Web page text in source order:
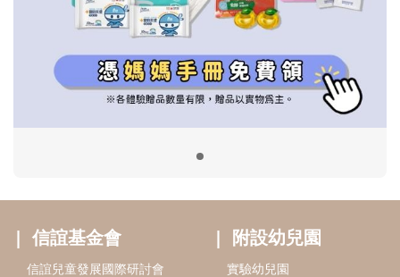
信誼基金會
2022信誼年度報告
2023信誼年度報告
2024信誼年度報告
好孕袋
附設幼兒園
小袋鼠幼師網